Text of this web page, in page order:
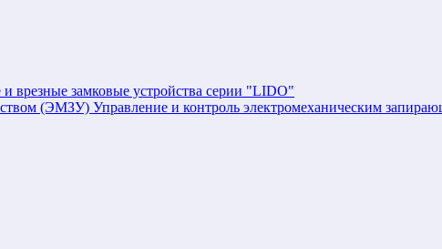
врезные замковые устройства серии "LIDO"
Управление и контроль электромеханическим